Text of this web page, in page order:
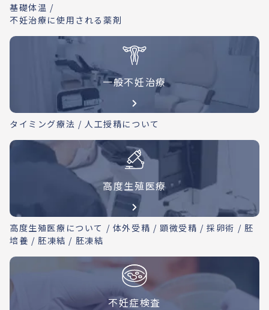
基礎体温 /
不妊治療に使用される薬剤
一般不妊治療
タイミング療法 / 人工授精について
高度生殖医療
高度生殖医療について / 体外受精 / 顕微受精 / 採卵術 / 胚
培養 / 胚凍結 / 胚凍結
不妊症検査